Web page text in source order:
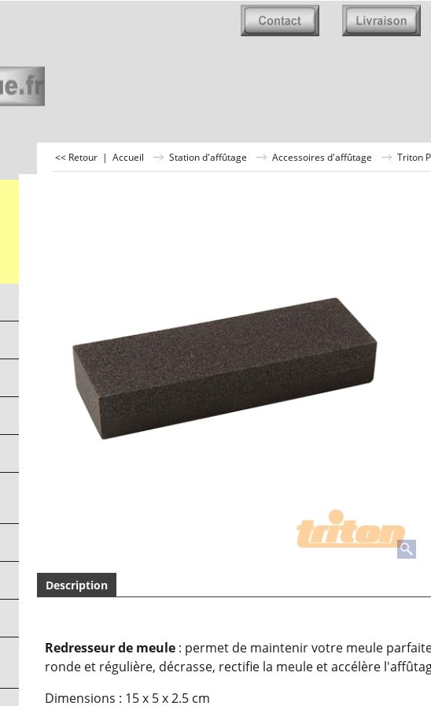
<< Retour | Accueil Station d'affûtage Accessoires d'affûtage Triton
Description
Redresseur de meule : permet de maintenir votre meule
ronde et régulière, décrasse, rectifie la meule et accélère
Dimensions : 15 x 5 x 2.5 cm